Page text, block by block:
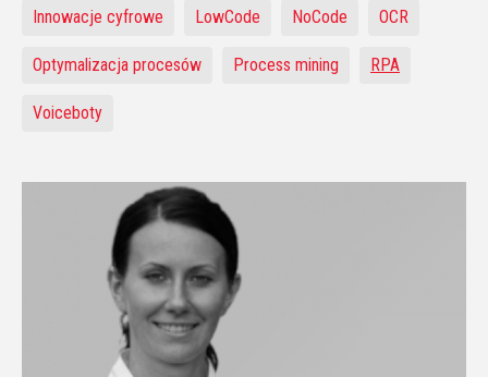
Innowacje cyfrowe LowCode NoCode OCR
Optymalizacja procesów Process mining RPA
Voiceboty